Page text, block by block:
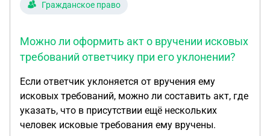
Гражданское право
Можно ли оформить акт о вручении исковых
требований ответчику при его уклонении?
Если ответчик уклоняется от вручения ему
исковых требований, можно ли составить акт, где
указать, что в присутствии ещё нескольких
человек исковые требования ему вручены.